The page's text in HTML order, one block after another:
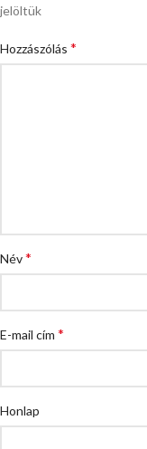
jelöltük
Hozzászólás *
Név*
E-mail cím *
Honlap